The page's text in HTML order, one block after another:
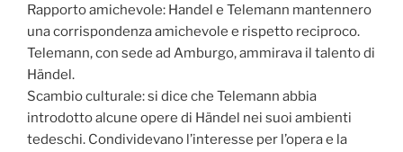
Rapporto amichevole: Handel e Telemann mantennero
una corrispondenza amichevole e rispetto reciproco.
Telemann, con sede ad Amburgo, ammirava il talento di
Händel.
Scambio culturale: si dice che Telemann abbia
introdotto alcune opere di Händel nei suoi ambienti
tedeschi. Condividevano l’interesse per l’opera e la